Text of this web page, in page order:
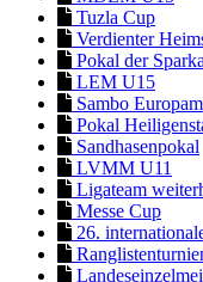
Tuzla Cup
Verdienter
Pokal der
LEM U15
Sambo
Pokal
Sandhasenpokal
LVMM U11
Ligateam
Messe Cup
26.